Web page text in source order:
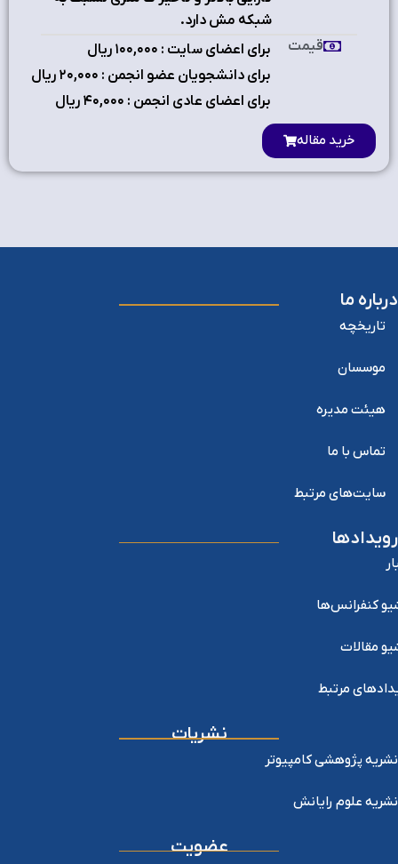
شبکه مش دارد.
برای اعضای سایت : ۱٠٠,٠٠٠ ریال
برای دانشجویان عضو انجمن : ۲٠,٠٠٠ ریال
برای اعضای عادی انجمن : ۴٠,٠٠٠ ریال
قیمت
خرید مقاله
درباره ما
تاریخچه
موسسان
هیئت مدیره
تماس با ما
سایت‌های مرتبط
رویدادها
کنفرانس‌ها
مقالات
مرتبط
نشریات
نشریه پژوهشی کامپیوتر
نشریه علوم رایانش
عضویت